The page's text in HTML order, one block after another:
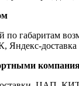
по габаритам
Яндекс-доставка